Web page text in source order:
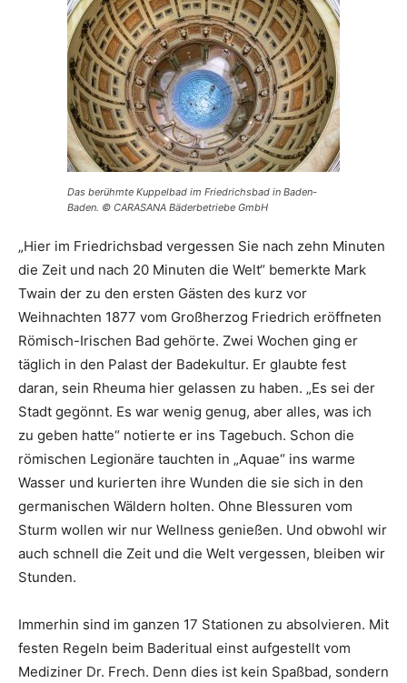
Das berühmte Kuppelbad im Friedrichsbad in Baden-
Baden. © CARASANA Bäderbetriebe GmbH
„Hier im Friedrichsbad vergessen Sie nach zehn Minuten
die Zeit und nach 20 Minuten die Welt“ bemerkte Mark
Twain der zu den ersten Gästen des kurz vor
Weihnachten 1877 vom Großherzog Friedrich eröffneten
Römisch-Irischen Bad gehörte. Zwei Wochen ging er
täglich in den Palast der Badekultur. Er glaubte fest
daran, sein Rheuma hier gelassen zu haben. „Es sei der
Stadt gegönnt. Es war wenig genug, aber alles, was ich
zu geben hatte“ notierte er ins Tagebuch. Schon die
römischen Legionäre tauchten in „Aquae“ ins warme
Wasser und kurierten ihre Wunden die sie sich in den
germanischen Wäldern holten. Ohne Blessuren vom
Sturm wollen wir nur Wellness genießen. Und obwohl wir
auch schnell die Zeit und die Welt vergessen, bleiben wir
Stunden.
Immerhin sind im ganzen 17 Stationen zu absolvieren. Mit
festen Regeln beim Baderitual einst aufgestellt vom
Mediziner Dr. Frech. Denn dies ist kein Spaßbad, sondern